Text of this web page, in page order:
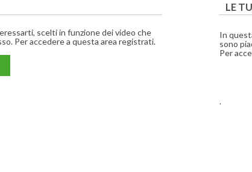
scelti in funzione dei video che
Per accedere a questa area registrati.
LE
In
sono
Per
.